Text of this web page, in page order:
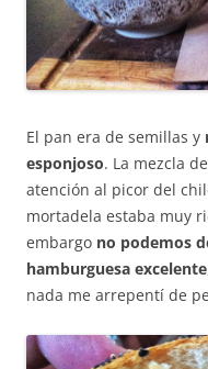
El pan era de semillas y
esponjoso. La mezcla
atención al picor del
mortadela estaba muy
embargo no podemos
hamburguesa excelente
nada me arrepentí de